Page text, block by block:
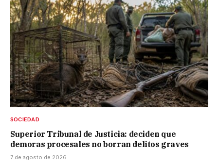
SOCIEDAD
Superior Tribunal de Justicia: deciden que
demoras procesales no borran delitos graves
7 de agosto de 2026